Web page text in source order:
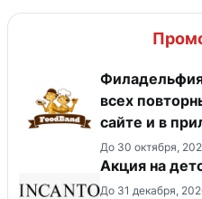
всех
сайте и в
До 30 октября,
Акция на
До 31 декабря,